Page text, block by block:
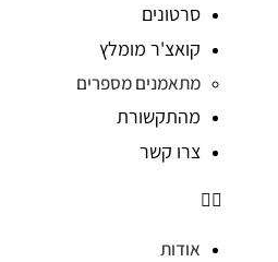
סרטונים
קואצ'ר מומלץ
מתאמנים מספרים
מהתקשורת
צרו קשר
אודות